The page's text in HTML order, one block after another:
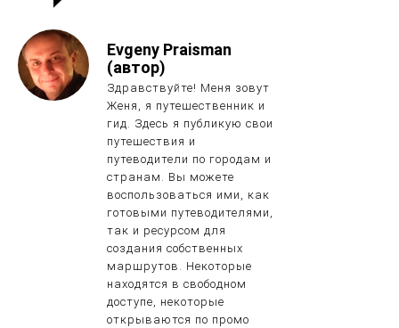
Evgeny Praisman
(автор)
Здравствуйте! Меня зовут
Женя, я путешественник и
гид. Здесь я публикую свои
путешествия и
путеводители по городам и
странам. Вы можете
воспользоваться ими, как
готовыми путеводителями,
так и ресурсом для
создания собственных
маршрутов. Некоторые
находятся в свободном
доступе, некоторые
открываются по промо